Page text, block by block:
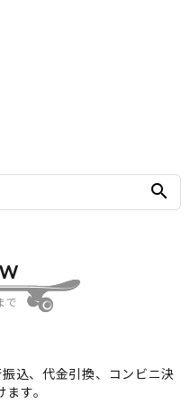
search
で
込、代金引換、コンビニ決
す。